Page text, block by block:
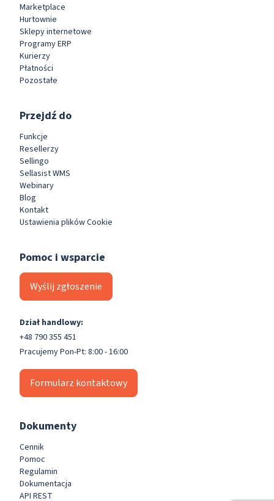
Marketplace
Hurtownie
Sklepy internetowe
Programy ERP
Kurierzy
Płatności
Pozostałe
Przejdź do
Funkcje
Resellerzy
Sellingo
Sellasist WMS
Webinary
Blog
Kontakt
Ustawienia plików Cookie
Pomoc i wsparcie
Wyślij zgłoszenie
Dział handlowy:
+48 790 355 451
Pracujemy Pon-Pt: 8:00 - 16:00
Formularz kontaktowy
Dokumenty
Cennik
Pomoc
Regulamin
Dokumentacja
API REST